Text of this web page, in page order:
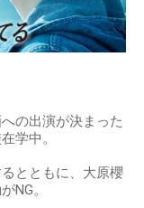
の出演が決まった
学中。
とともに、大原櫻
NG。